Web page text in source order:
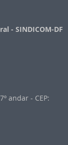
- SINDICOM-DF
andar - CEP: